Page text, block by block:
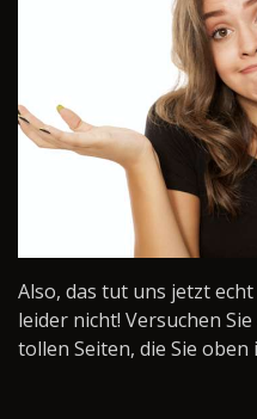
Also, das tut uns jetzt
leider nicht! Versuchen
tollen Seiten, die Sie